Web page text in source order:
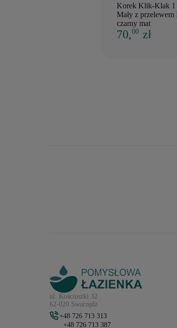
Korek Klik-Klak 1
Mały z przelewem
czarny mat
70,00 zł
ul. Kościuszki 32
62-020 Swarzędz
+48 726 713 313
+48 726 713 387